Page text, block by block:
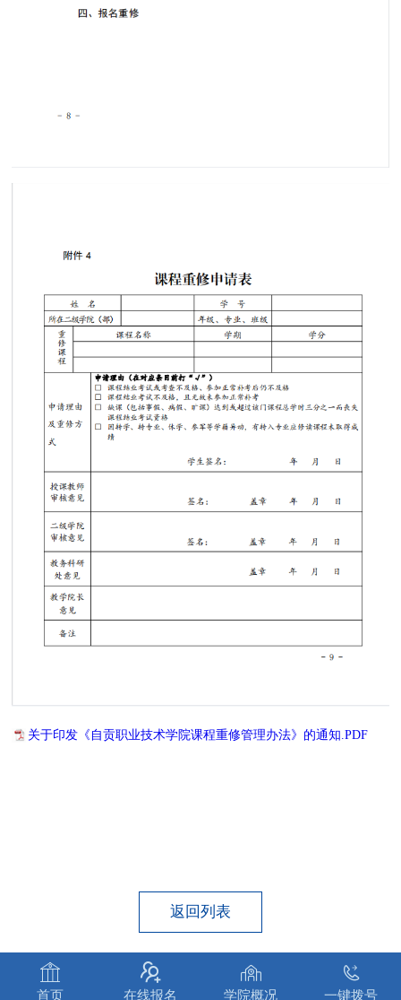
关于印发《自贡职业技术学院课程重修管理办法》的通知.PDF
返回列表

首页

在线报名

学院概况

一键拨号